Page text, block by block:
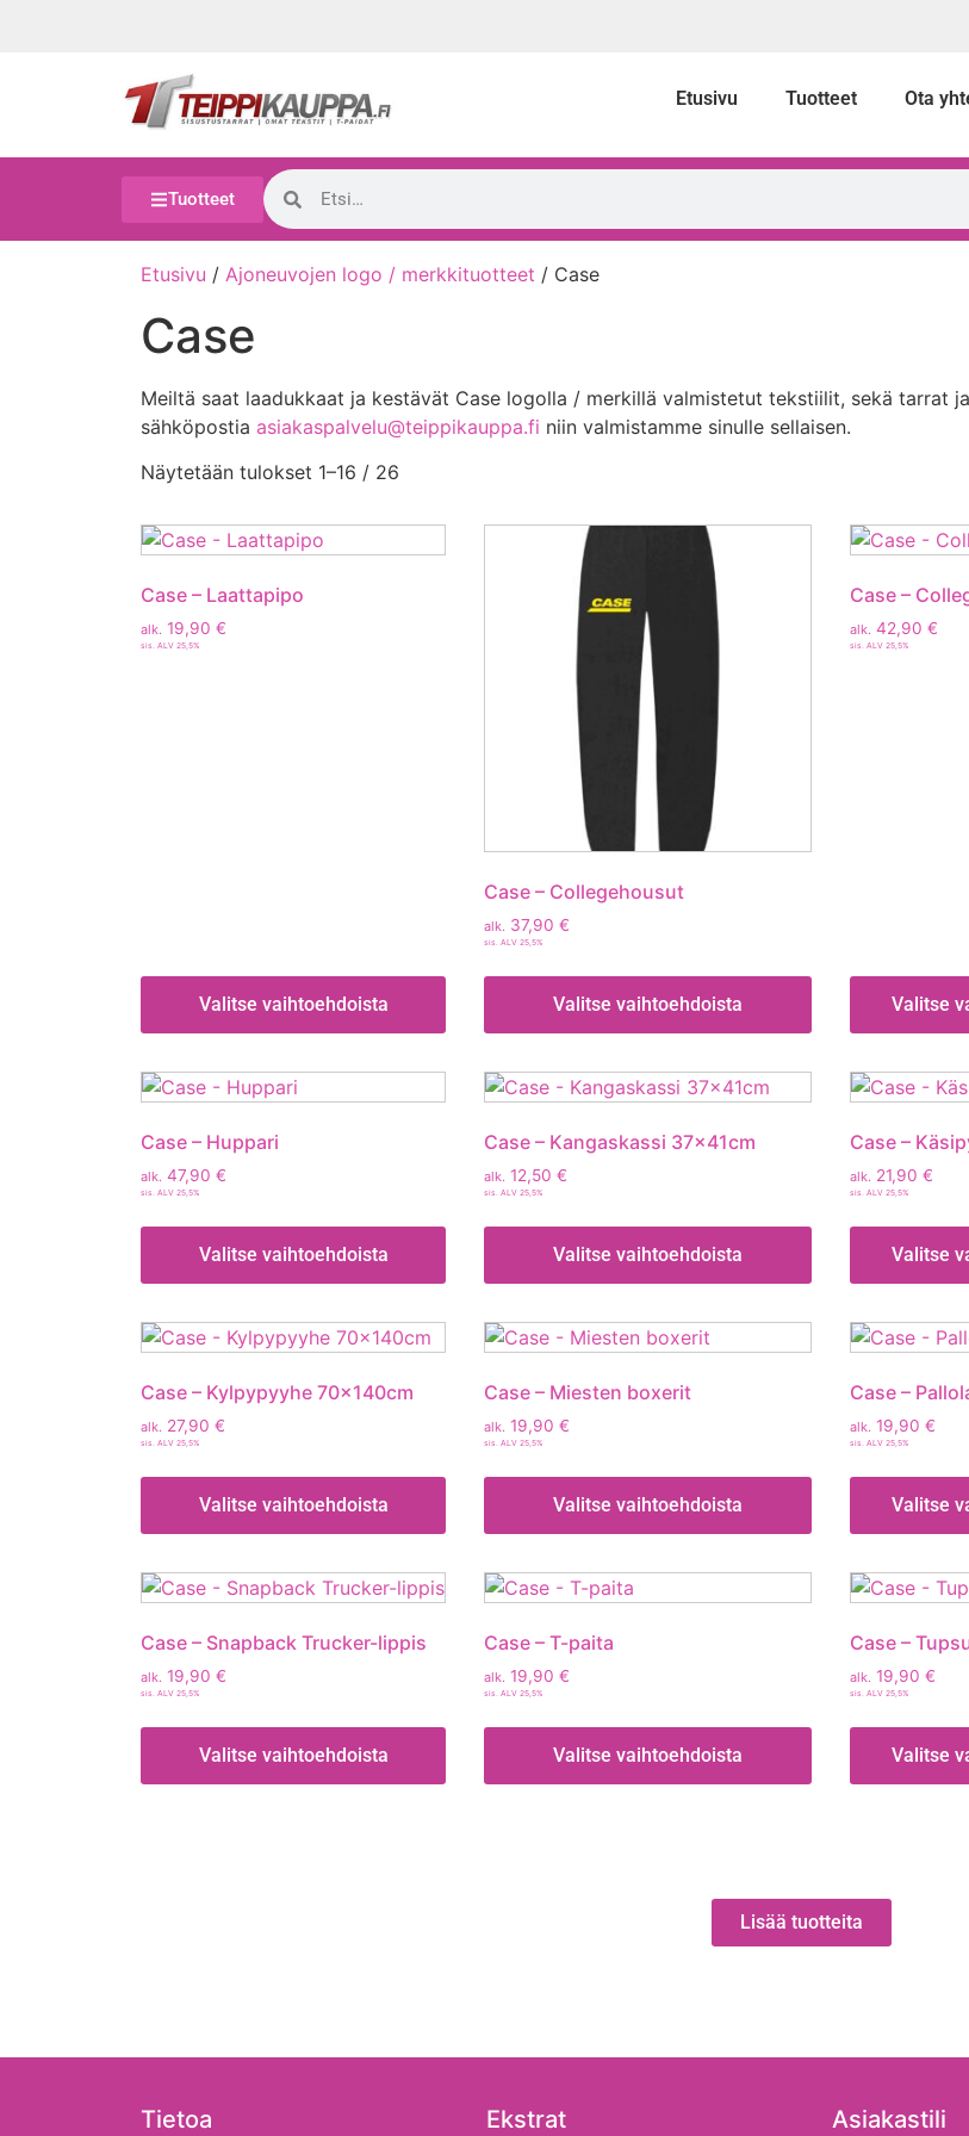
Etusivu Tuotteet Ota
Tuotteet
Etusivu / Ajoneuvojen logo / merkkituotteet / Case
Case
Meiltä saat laadukkaat ja kestävät Case logolla / merkillä valmistetut tekstiilit, sekä tarrat
sähköpostia asiakaspalvelu@teippikauppa.fi niin valmistamme sinulle sellaisen.
Näytetään tulokset 1–16 / 26
Case – Laattapipo
alk. 19,90 €
sis. ALV 25,5%
Valitse vaihtoehdoista
Case – Collegehousut
alk. 37,90 €
sis. ALV 25,5%
Valitse vaihtoehdoista
Case –
alk. 42,90 €
sis. ALV 25,5%
Valitse
Case – Huppari
alk. 47,90 €
sis. ALV 25,5%
Valitse vaihtoehdoista
Case – Kangaskassi 37x41cm
alk. 12,50 €
sis. ALV 25,5%
Valitse vaihtoehdoista
Case –
alk. 21,90 €
sis. ALV 25,5%
Valitse
Case – Kylpypyyhe 70x140cm
alk. 27,90 €
sis. ALV 25,5%
Valitse vaihtoehdoista
Case – Miesten boxerit
alk. 19,90 €
sis. ALV 25,5%
Valitse vaihtoehdoista
Case –
alk. 19,90 €
sis. ALV 25,5%
Valitse
Case – Snapback Trucker-lippis
alk. 19,90 €
sis. ALV 25,5%
Valitse vaihtoehdoista
Case – T-paita
alk. 19,90 €
sis. ALV 25,5%
Valitse vaihtoehdoista
Case –
alk. 19,90 €
sis. ALV 25,5%
Valitse
Lisää tuotteita
Tietoa Ekstrat Asiakastili